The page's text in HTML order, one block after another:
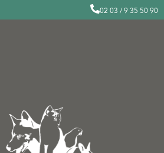
02 03 / 9 35 50 90